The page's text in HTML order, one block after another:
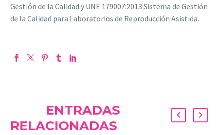
Gestión de la Calidad y UNE 179007:2013 Sistema de Gestión
de la Calidad para Laboratorios de Reproducción Asistida.
ENTRADAS
RELACIONADAS